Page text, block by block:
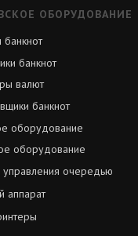
ОБОРУДОВАНИЕ
банкнот
валют
банкнот
банкнот
оборудование
оборудование
управления очередью
аппарат